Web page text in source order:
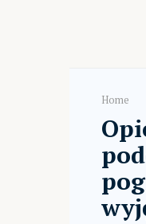
Home